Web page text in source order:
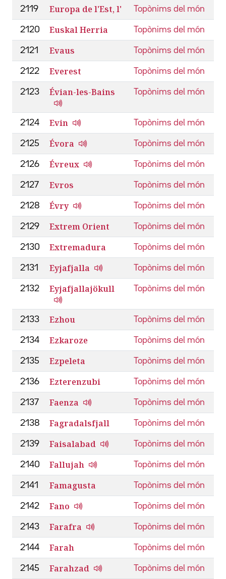
2119 Europa de l'Est, l' Topònims del món
2120 Euskal Herria Topònims del món
2121 Evaus Topònims del món
2122 Everest Topònims del món
2123 Évian-les-Bains Topònims del món
2124 Evin Topònims del món
2125 Évora Topònims del món
2126 Évreux Topònims del món
2127 Evros Topònims del món
2128 Évry Topònims del món
2129 Extrem Orient Topònims del món
2130 Extremadura Topònims del món
2131 Eyjafjalla Topònims del món
2132 Eyjafjallajökull Topònims del món
2133 Ezhou Topònims del món
2134 Ezkaroze Topònims del món
2135 Ezpeleta Topònims del món
2136 Ezterenzubi Topònims del món
2137 Faenza Topònims del món
2138 Fagradalsfjall Topònims del món
2139 Faisalabad Topònims del món
2140 Fallujah Topònims del món
2141 Famagusta Topònims del món
2142 Fano Topònims del món
2143 Farafra Topònims del món
2144 Farah Topònims del món
2145 Farahzad Topònims del món